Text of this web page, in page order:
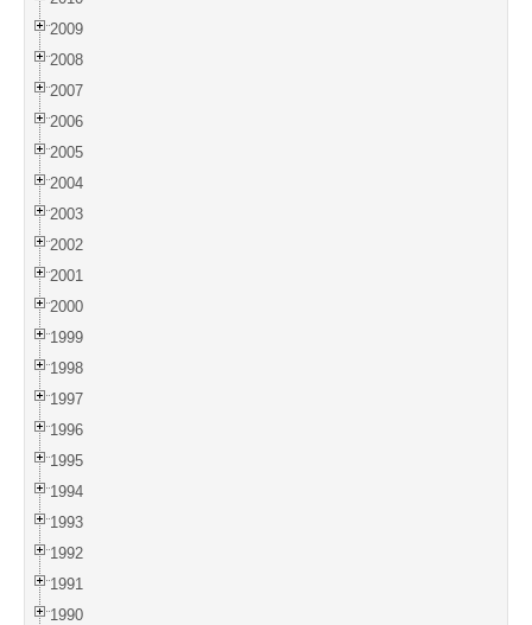
2009
2008
2007
2006
2005
2004
2003
2002
2001
2000
1999
1998
1997
1996
1995
1994
1993
1992
1991
1990